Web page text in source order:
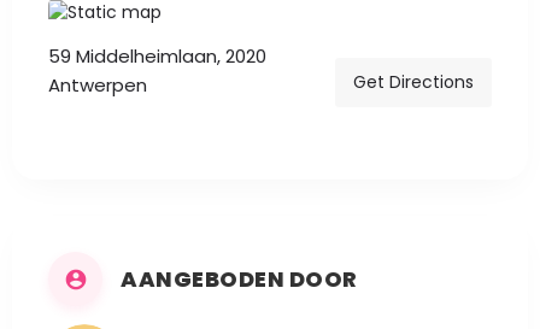
59 Middelheimlaan, 2020
Antwerpen
Get Directions
AANGEBODEN DOOR